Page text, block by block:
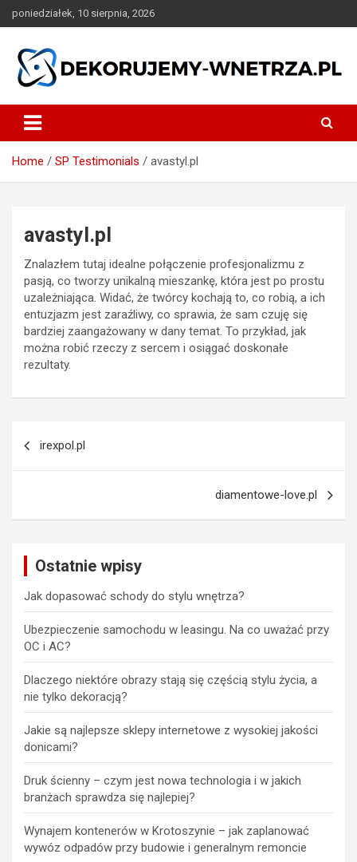
to
poniedziałek, 10 sierpnia, 2026
dekorujemy-wnetrza.pl
Home SP Testimonials avastyl.pl
avastyl.pl
Znalazłem tutaj idealne połączenie profesjonalizmu z
pasją, co tworzy unikalną mieszankę, która jest po prostu
uzależniająca. Widać, że twórcy kochają to, co robią, a ich
entuzjazm jest zaraźliwy, co sprawia, że sam czuję się
bardziej zaangażowany w dany temat. To przykład, jak
można robić rzeczy z sercem i osiągać doskonałe
rezultaty.
wpisu
irexpol.pl
diamentowe-love.pl
Ostatnie wpisy
Jak dopasować schody do stylu wnętrza?
Ubezpieczenie samochodu w leasingu. Na co uważać przy
OC i AC?
Dlaczego niektóre obrazy stają się częścią stylu życia, a
nie tylko dekoracją?
Jakie są najlepsze sklepy internetowe z wysokiej jakości
donicami?
Druk ścienny – czym jest nowa technologia i w jakich
branżach sprawdza się najlepiej?
Wynajem kontenerów w Krotoszynie – jak zaplanować
wywóz odpadów przy budowie i generalnym remoncie